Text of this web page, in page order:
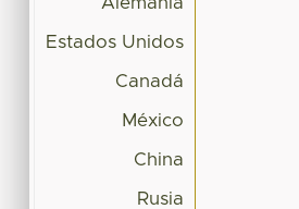
Estados Unidos
Canadá
México
China
Rusia